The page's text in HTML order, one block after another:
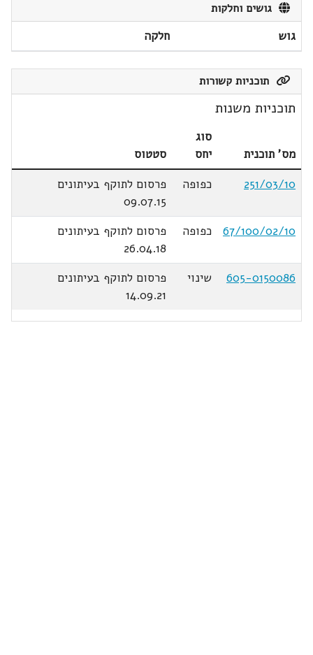
גושים וחלקות
גוש חלקה
תוכניות קשורות
תוכניות משנות
מס' תוכנית
סוג
יחס
סטטוס
251/03/10
כפופה
פרסום לתוקף בעיתונים
09.07.15
67/100/02/10
כפופה
פרסום לתוקף בעיתונים
26.04.18
605-0150086
שינוי
פרסום לתוקף בעיתונים
14.09.21